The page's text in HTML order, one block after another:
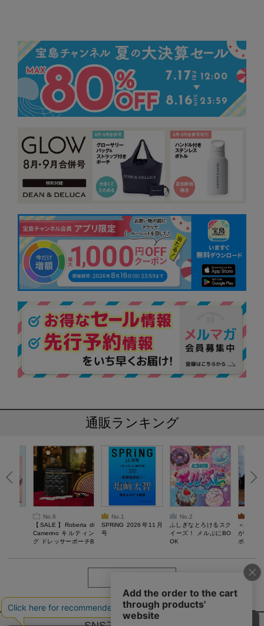
通販ランキング
No.6
【SALE】Roberta di
Camerino キルティン
グ ドレッサーポーチB
No.1
SPRiNG 2026年11月
号
No.2
ふしぎなとろけるスク
イーズ！ メルぷにBO
OK
＜SALE
がある
ポーチ